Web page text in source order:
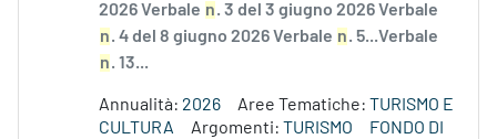
2026 Verbale n. 3 del 3 giugno 2026 Verbale
n. 4 del 8 giugno 2026 Verbale n. 5...Verbale
n. 13...
Annualità: 2026 Aree Tematiche: TURISMO E
CULTURA
Argomenti: TURISMO
FONDO DI